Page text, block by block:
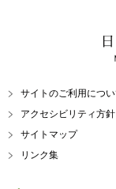
サイトのご利用につ
アクセシビリティ方針
サイトマップ
リンク集